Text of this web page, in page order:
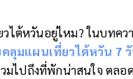
วไต้หวันอยู่ไหม? ในบทค
ลุมแผนเที่ยวไต้หวัน 7
มไปถึงที่พักน่าสนใจ ตลอ